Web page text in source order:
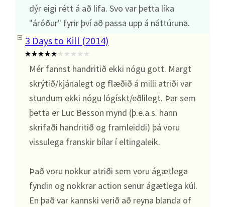
dýr eigi rétt á að lifa. Svo var þetta líka
"áróður" fyrir því að passa upp á náttúruna.
3 Days to Kill (2014)
Mér fannst handritið ekki nógu gott. Margt
skrýtið/kjánalegt og flæðið á milli atriði var
stundum ekki nógu lógískt/eðlilegt. Þar sem
þetta er Luc Besson mynd (þ.e.a.s. hann
skrifaði handritið og framleiddi) þá voru
vissulega franskir bílar í eltingaleik.
Það voru nokkur atriði sem voru ágætlega
fyndin og nokkrar action senur ágætlega kúl.
En það var kannski verið að reyna blanda of